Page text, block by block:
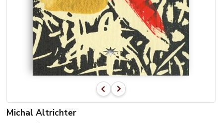
Michal Altrichter